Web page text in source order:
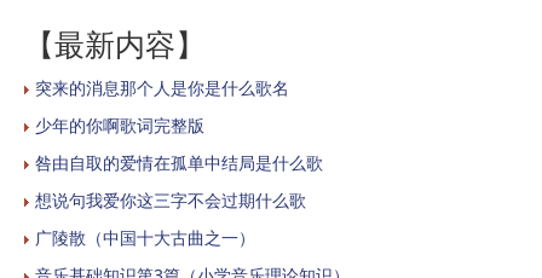
【最新内容】
突来的消息那个人是你是什么歌名
少年的你啊歌词完整版
咎由自取的爱情在孤单中结局是什么歌
想说句我爱你这三字不会过期什么歌
广陵散（中国十大古曲之一）